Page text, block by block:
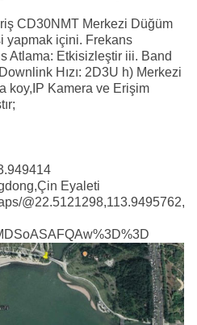
CD30NMT Merkezi Düğüm
yapmak içini. Frekans
Atlama: Etkisizleştir iii. Band
Hızı: 2D3U h) Merkezi
koy,IP Kamera ve Erişim
Eyaleti